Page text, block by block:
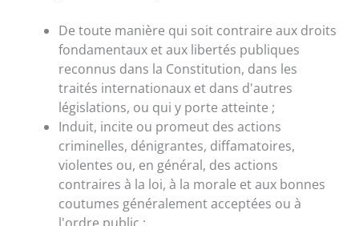
De toute manière qui soit contraire aux droits
fondamentaux et aux libertés publiques
reconnus dans la Constitution, dans les
traités internationaux et dans d'autres
législations, ou qui y porte atteinte ;
Induit, incite ou promeut des actions
criminelles, dénigrantes, diffamatoires,
violentes ou, en général, des actions
contraires à la loi, à la morale et aux bonnes
coutumes généralement acceptées ou à
l'ordre public ;